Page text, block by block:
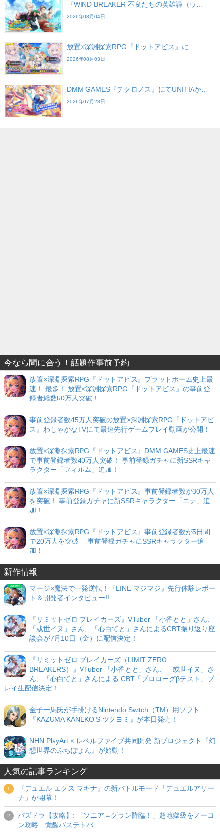
『WIND BREAKER 不良たちの英雄譚（ウ…
2026年08月04日
放置×深淵探索RPG『ドットアビス』に…
2026年08月03日
DMM GAMES『テクロノス』にてUNITIAか…
2026年07月28日
今なら間に合う！話題作事前予約
放置×深淵探索RPG『ドットアビス』プラットホーム史上最
速！ 最多！ 放置×深淵探索RPG『ドットアビス』の事前登
録者総数50万人突破！
事前登録者数45万人突破の放置×深淵探索RPG『ドットアビ
ス』わしゃがなTVにて最速先行ゲームプレイ動画が公開！
放置×深淵探索RPG『ドットアビス』DMM GAMES史上最速
で事前登録者数40万人突破！ 事前登録ガチャに新SSRキャ
ラクター「フィルム」追加！
放置×深淵探索RPG『ドットアビス』事前登録者数が30万人
を突破！ 事前登録ガチャに新SSRキャラクター「ニナ」追
加！
放置×深淵探索RPG『ドットアビス』事前登録者数が5日間
で20万人を突破！ 事前登録ガチャにSSRキャラクター追
加！
新作情報
マージ×魔法で一発逆転！『LINE マジマジ』先行体験レポー
ト＆開発者インタビュー!!
『リミットゼロ ブレイカーズ』VTuber 「小雀とと」さん、
「或世イヌ」さん、「心白てと」さんによるCBT振り返り座
談会が7月10日（金）に配信決定！
『リミットゼロ ブレイカーズ（LIMIT ZERO
BREAKERS）』VTuber 「小雀とと」さん、「或世イヌ」さ
ん、「心白てと」さんによる CBT「プロローグβテスト」プ
レイ生配信決定！
金子一馬氏が手掛けるNintendo Switch（TM）用ソフト
『KAZUMA KANEKO'S ツクヨミ』が本日発売！
NHN PlayArt × レベルファイブ共同開発 新プロジェクト『幻
想世界のぷちぽよん』が始動！
人気の記事ランキング
『デュエル エクス マキナ』の新バトルモード「デュエルアリー
ナ」が開幕！
パズドラ【攻略】: 「ソニア＝グラン降臨！」超地獄級をノーコ
ン攻略 覚醒バステトパ